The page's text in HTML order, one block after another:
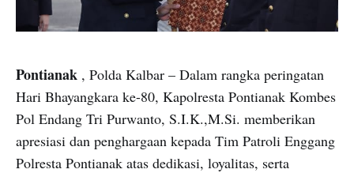
Pontianak , Polda Kalbar – Dalam rangka peringatan
Hari Bhayangkara ke-80, Kapolresta Pontianak Kombes
Pol Endang Tri Purwanto, S.I.K.,M.Si. memberikan
apresiasi dan penghargaan kepada Tim Patroli Enggang
Polresta Pontianak atas dedikasi, loyalitas, serta